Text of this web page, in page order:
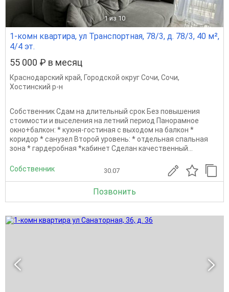
1 из 10
1-комн квартира, ул Транспортная, 78/3, д. 78/3, 40 м²,
4/4 эт.
55 000 ₽ в месяц
Краснодарский край, Городской округ Сочи, Сочи,
Хостинский р-н
Собственник Сдам на длительный срок Без повышения
стоимости и выселения на летний период Панорамное
окно+балкон: * кухня-гоcтинaя с выходoм нa бaлкoн *
кopидop * cанузел Второй уровень: * отдeльная cпaльная
зона * гардеробная *кабинет Cделан качественный...
Собственник 30.07
Позвонить